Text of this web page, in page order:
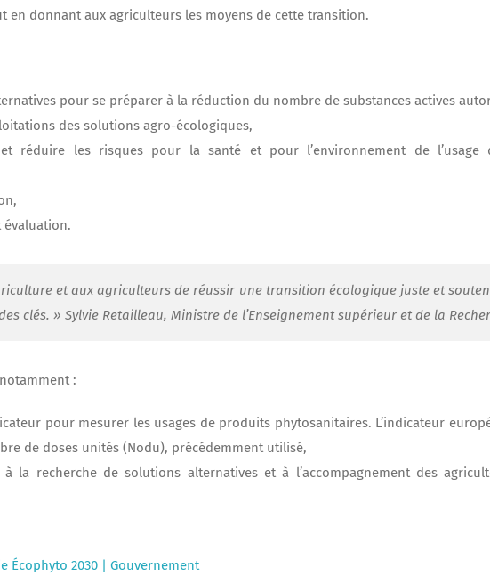
en donnant aux agriculteurs les moyens de cette transition.
pour se préparer à la réduction du nombre de substances actives
des solutions agro-écologiques,
réduire les risques pour la santé et pour l’environnement de l’usage
et aux agriculteurs de réussir une transition écologique juste et
clés. » Sylvie Retailleau, Ministre de l’Enseignement supérieur et de la
:
pour mesurer les usages de produits phytosanitaires. L’indicateur
de doses unités (Nodu), précédemment utilisé,
la recherche de solutions alternatives et à l’accompagnement des
Écophyto 2030 | Gouvernement